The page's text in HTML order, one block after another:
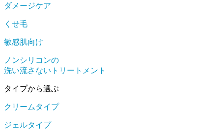
ダメージケア
くせ毛
敏感肌向け
ノンシリコンの
洗い流さないトリートメント
タイプから選ぶ
クリームタイプ
ジェルタイプ